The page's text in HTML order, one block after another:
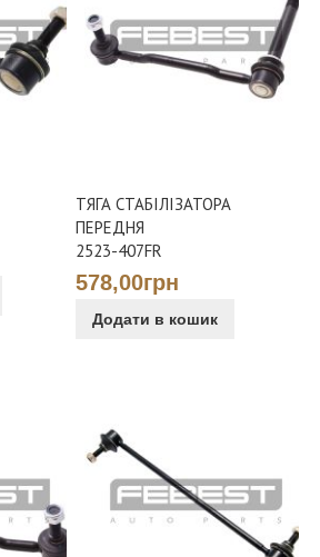
ТЯГА СТАБІЛІЗАТОРА
ПЕРЕДНЯ
2523-407FR
578,00грн
Додати в кошик